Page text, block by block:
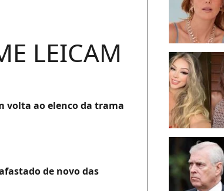
LEICAM
volta ao elenco da trama
de novo das